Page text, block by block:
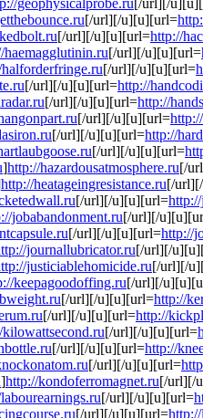
geophysicalprobe.ru[/url][/
[/url][/u][u][url=
[/url][/u][u][url=http://
haemagglutinin.ru[/url][/u][u][url=
[/url][/u][u][url=
[/url][/u][u][url=http://
[/url][/u][u][url=http://
[/url][/u][u][url=
[/url][/u][u][url=http://
[/url][/u][u][url=
]http://hazardousatmosphere.ru[/
http://heatageingresistance.ru[/
[/url][/u][u][url=http://
jobabandonment.ru[/url][/
[/url][/u][u][url=http://
journallubricator.ru[/url][/
justiciablehomicide.ru[/url][/
keepagoodoffing.ru[/url][/
[/url][/u][u][url=http://
[/url][/u][u][url=http://
[/url][/u][u][url=
[/url][/u][u][url=http://
[/url][/u][u][url=
]http://kondoferromagnet.ru[/url][/
[/url][/u][u][url=
[/url][/u][u][url=